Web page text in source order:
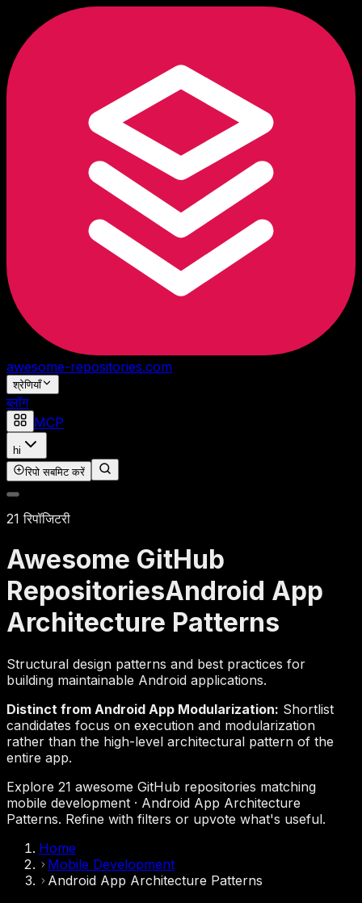
awesome-repositories.com
श्रेणियाँ
ब्लॉग
MCP
hi
रिपो सबमिट करें
21 रिपॉजिटरी
Awesome GitHub
RepositoriesAndroid App
Architecture Patterns
Structural design patterns and best practices for
building maintainable Android applications.
Distinct from Android App Modularization: Shortlist
candidates focus on execution and modularization
rather than the high-level architectural pattern of the
entire app.
Explore 21 awesome GitHub repositories matching
mobile development · Android App Architecture
Patterns. Refine with filters or upvote what's useful.
Home
Mobile Development
Android App Architecture Patterns